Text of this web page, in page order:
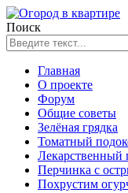
Поиск
Главная
О проекте
Форум
Общие советы
Зелёная грядка
Томатный
Лекарственный
Перчинка с
Похрустим